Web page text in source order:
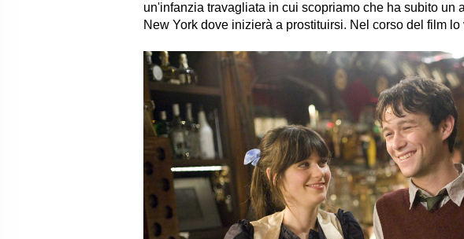
un'infanzia travagliata in cui scopriamo che ha subito un
New York dove inizierà a prostituirsi. Nel corso del film